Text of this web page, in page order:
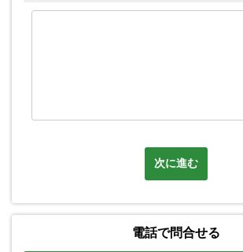
次に進む
電話で問合せる